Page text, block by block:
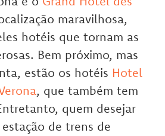
maravilhosa,
hotéis que tornam as
Bem próximo, mas
estão os hotéis Hotel
, que também tem
quem desejar
de trens de